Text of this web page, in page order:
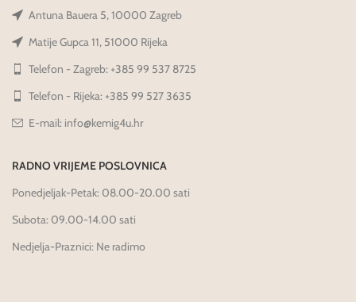
Antuna Bauera 5, 10000 Zagreb
Matije Gupca 11, 51000 Rijeka
Telefon - Zagreb: +385 99 537 8725
Telefon - Rijeka: +385 99 527 3635
E-mail: info@kemig4u.hr
RADNO VRIJEME POSLOVNICA
Ponedjeljak-Petak: 08.00-20.00 sati
Subota: 09.00-14.00 sati
Nedjelja-Praznici: Ne radimo